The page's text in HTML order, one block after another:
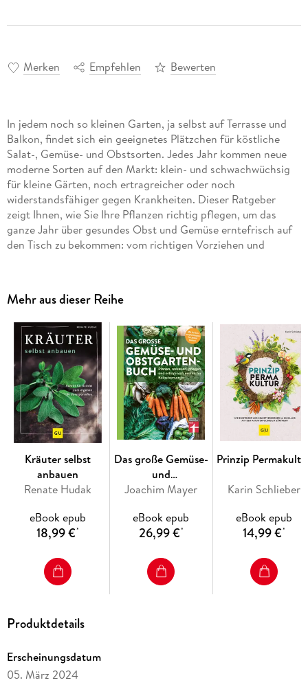
Merken Empfehlen Bewerten
In jedem noch so kleinen Garten, ja selbst auf Terrasse und
Balkon, findet sich ein geeignetes Plätzchen für köstliche
Salat-, Gemüse- und Obstsorten. Jedes Jahr kommen neue
moderne Sorten auf den Markt: klein- und schwachwüchsig
für kleine Gärten, noch ertragreicher oder noch
widerstandsfähiger gegen Krankheiten. Dieser Ratgeber
zeigt Ihnen, wie Sie Ihre Pflanzen richtig pflegen, um das
ganze Jahr über gesundes Obst und Gemüse erntefrisch auf
den Tisch zu bekommen: vom richtigen Vorziehen und
besten! Im Porträtteil mit insgesamt über 60 Porträts finden
Sie einen repräsentativen Querschnitt knackiger Salate,
vitaminreicher Gemüse und süßer Früchte.
Inhaltsverzeichnis
Hinweis zur Optimierung
Impressum
Besondere Hinweise
Hinweis
1. Planung
3. Porträts
Arbeitskalender: Der Küchengarten rund ums Jahr
Adressen, Literatur
Renate Hudak
Mehr aus dieser Reihe
Kräuter selbst
anbauen
Renate Hudak
eBook epub
18,99 €*
Das große Gemüse-
und
Obstgartenbuch -
Pflanzen und
Gartenarbeit für
Joachim Mayer
eBook epub
26,99 €*
Prinzip
Karin Schlieber
eBook epub
14,99 €*
Produktdetails
Erscheinungsdatum
05. März 2024